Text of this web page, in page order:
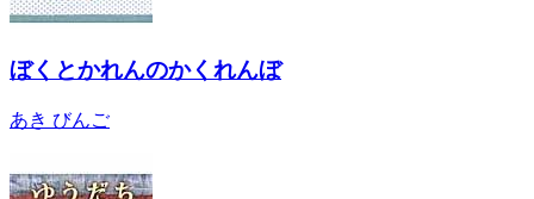
ぼくとかれんのかくれんぼ
あき びんご